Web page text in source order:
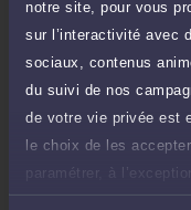
notre site, pour vous
sur l’interactivité avec
sociaux, contenus
du suivi de nos
de votre vie privée est
le choix de les
paramétrer, à
nécessaires au
Compétences
Droit de la
Droit du travail